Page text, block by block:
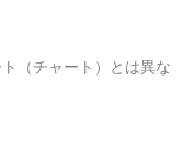
（チャート）とは異な